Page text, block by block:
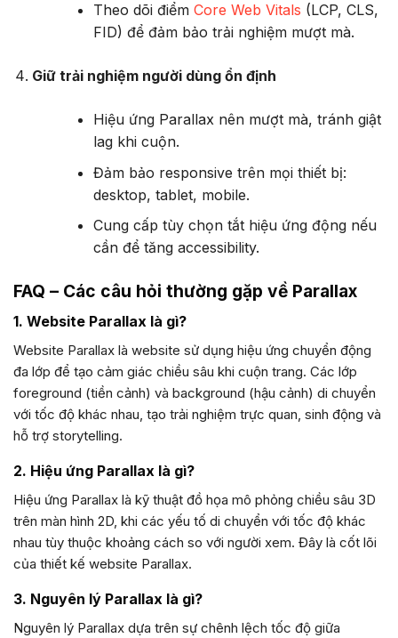
Theo dõi điểm Core Web Vitals (LCP, CLS,
FID) để đảm bảo trải nghiệm mượt mà.
Giữ trải nghiệm người dùng ổn định
Hiệu ứng Parallax nên mượt mà, tránh giật
lag khi cuộn.
Đảm bảo responsive trên mọi thiết bị:
desktop, tablet, mobile.
Cung cấp tùy chọn tắt hiệu ứng động nếu
cần để tăng accessibility.
FAQ – Các câu hỏi thường gặp về Parallax
1. Website Parallax là gì?
Website Parallax là website sử dụng hiệu ứng chuyển động
đa lớp để tạo cảm giác chiều sâu khi cuộn trang. Các lớp
foreground (tiền cảnh) và background (hậu cảnh) di chuyển
với tốc độ khác nhau, tạo trải nghiệm trực quan, sinh động và
hỗ trợ storytelling.
2. Hiệu ứng Parallax là gì?
Hiệu ứng Parallax là kỹ thuật đồ họa mô phỏng chiều sâu 3D
trên màn hình 2D, khi các yếu tố di chuyển với tốc độ khác
nhau tùy thuộc khoảng cách so với người xem. Đây là cốt lõi
của thiết kế website Parallax.
3. Nguyên lý Parallax là gì?
Nguyên lý Parallax dựa trên sự chênh lệch tốc độ giữa